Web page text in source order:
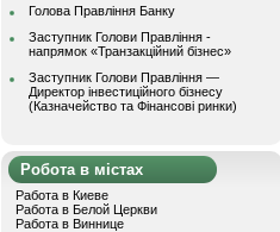
Голова Правління Банку
Заступник Голови Правління -
напрямок «Транзакційний бізнес»
Заступник Голови Правління —
Директор інвестиційного бізнесу
(Казначейство та Фінансові ринки)
Робота в містах
Работа в Киеве
Работа в Белой Церкви
Работа в Виннице